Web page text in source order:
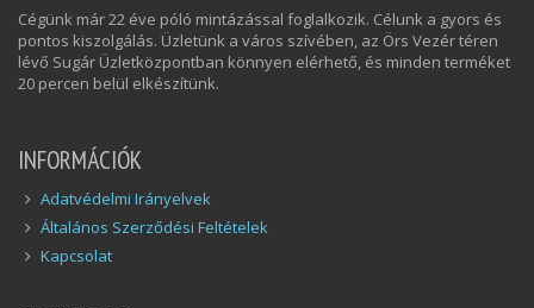
Cégünk már 22 éve póló mintázással foglalkozik. Célunk a gyors és
pontos kiszolgálás. Üzletünk a város szívében, az Örs Vezér téren
lévő Sugár Üzletközpontban könnyen elérhető, és minden terméket
20 percen belül elkészítünk.
INFORMÁCIÓK
Adatvédelmi Irányelvek
Általános Szerződési Feltételek
Kapcsolat